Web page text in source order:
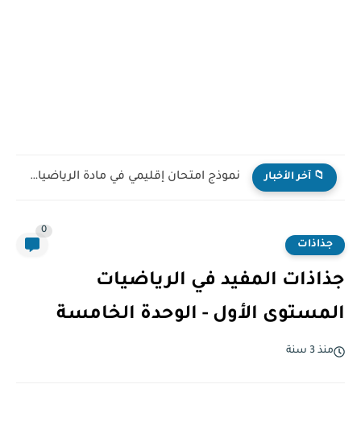
📁 آخر الأخبار نموذج الامتحان الموحد الاقليمي اللغة العربية نسخة تجريبية مع التصحيح...
جذاذات
0
جذاذات المفيد في الرياضيات
المستوى الأول - الوحدة الخامسة
منذ 3 سنة